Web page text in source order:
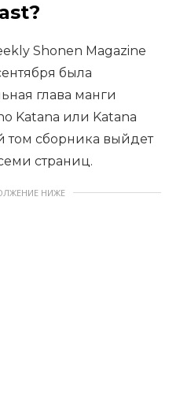
Shonen Magazine
была
глава манги
Katana или Katana
том сборника выйдет
страниц.
НИЖЕ